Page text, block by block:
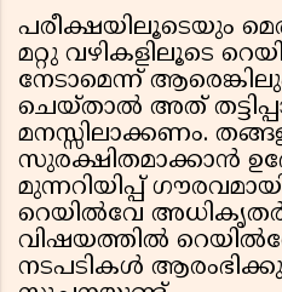
പരീക്ഷയിലൂടെയും
മറ്റു വഴികളിലൂടെ
നേടാമെന്ന്
ചെയ്താൽ അത്
മനസ്സിലാക്കണം.
സുരക്ഷിതമാക്കാൻ
മുന്നറിയിപ്പ്
റെയിൽവേ
വിഷയത്തിൽ
നടപടികൾ